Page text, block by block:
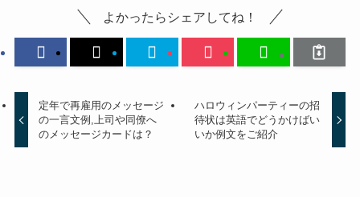
よかったらシェアしてね！
定年で再雇用のメッセージ
の一言文例,上司や同僚へ
のメッセージカードは？
ハロウィンパーティーの招
待状は英語でどうかけばい
いか例文をご紹介